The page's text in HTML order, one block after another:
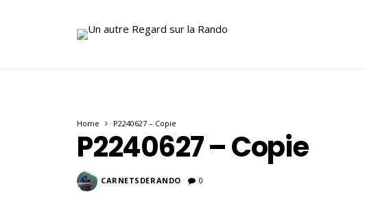
Home P2240627 – Copie
P2240627 – Copie
CARNETSDERANDO 0